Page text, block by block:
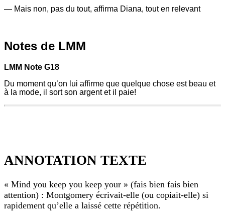
— Mais non, pas du tout, affirma Diana, tout en relevant
614
ce
à
Matthew
Dans
mes
à
présent,
il
achète
Notes de LMM
LMM Note G18
Du moment qu’on lui affirme que quelque chose est beau et
à la mode, il sort son argent et il paie!
qu’on
lui
que
quelque
chose
est
ANNOTATION TEXTE
« Mind you keep you keep your » (fais bien fais bien
attention) : Montgomery écrivait-elle (ou copiait-elle) si
rapidement qu’elle a laissé cette répétition.